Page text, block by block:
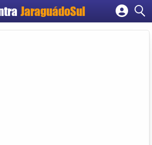
JaraguádoSul
Cadastrar empresa